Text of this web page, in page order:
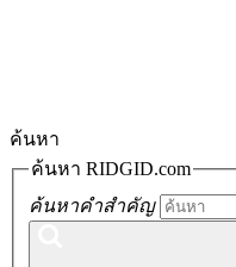
ค้นหา
ค้นหา RIDGID.com
ค้นหาคำสำคัญ